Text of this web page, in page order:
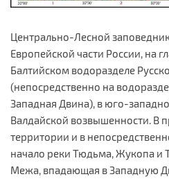
Центрально-Лесной
Европейской части России, на
Балтийском водоразделе
(непосредственно на
Западная Двина), в юго-
Валдайской возвышенности. В
территории и в
начало реки Тюдьма, Жукопа и
Межа, впадающая в Западную